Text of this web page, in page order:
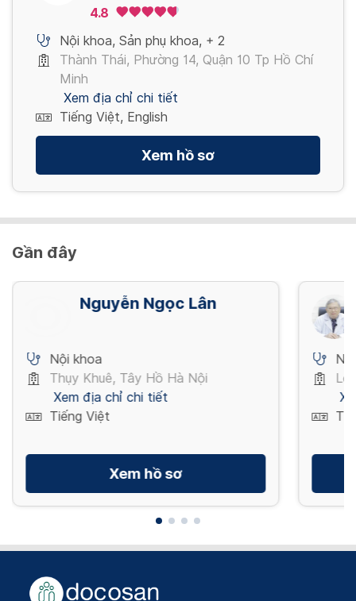
4.8
Nội khoa, Sản phụ khoa, + 2
Thành Thái, Phường 14, Quận 10 Tp Hồ Chí
Minh
Xem địa chỉ chi tiết
Tiếng Việt, English
Xem hồ sơ
Gần đây
Nguyễn Ngọc Lân
Nội khoa
Thụy Khuê, Tây Hồ Hà Nội
Xem địa chỉ chi tiết
Tiếng Việt
Xem hồ sơ
Lê